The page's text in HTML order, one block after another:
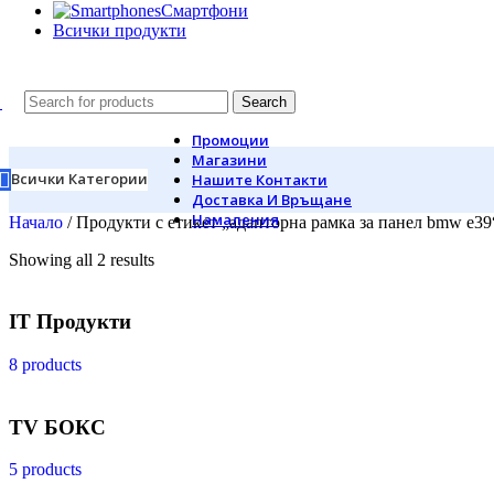
Смартфони
Всички продукти
Search
Всички Категории
Промоции
Магазини
Нашите Контакти
Доставка И Връщане
Намаления
Начало / Продукти с етикет „адапторна рамка за панел bmw
Showing all 2 results
IT Продукти
8 products
TV БОКС
5 products